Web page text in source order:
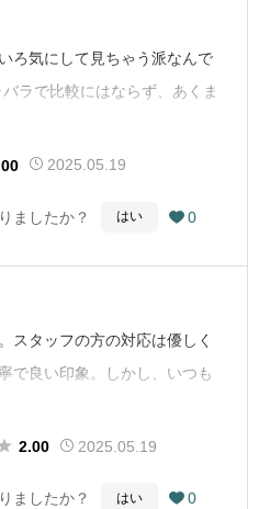
ろ気にして見ちゃう派なんで
ラで比較にはならず、あくま
論から言うと素晴らしいクリ
計対応◎、検査(技師対
したが、選んで正解でした！
ったくの新患でしたが、受付
時間くらいでした。初診で3
いませんし、良い雰囲気の中
もしませんでした。オススメ
も状況によって悪印象な対応
2025.05.19
ましたか？ はい  0
スタッフの方の対応は優しく
で良い印象。しかし、いつも
早く！と9時受付けのところ8
こはみんな考える事同じなん
。知る限り1年以上前から。
2.00 2025.05.19
ましたか？ はい  0